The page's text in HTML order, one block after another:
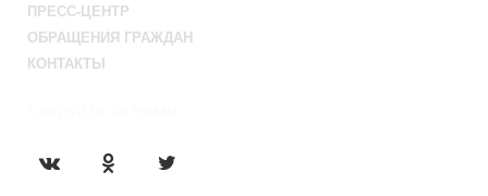
ПРЕСС-ЦЕНТР
ОБРАЩЕНИЯ ГРАЖДАН
КОНТАКТЫ